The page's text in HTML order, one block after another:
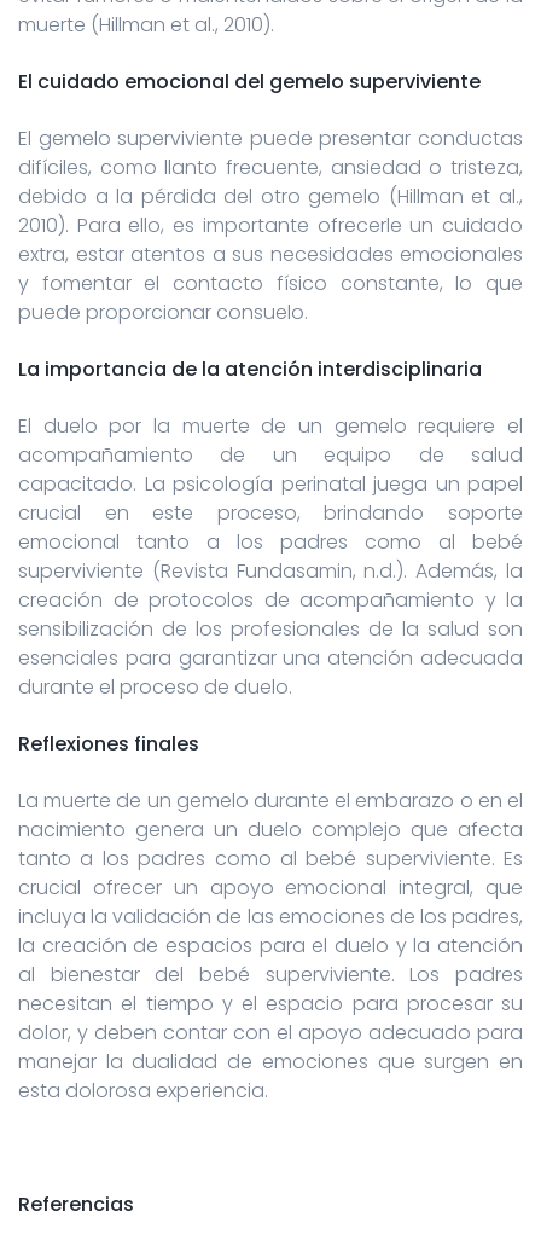
muerte (Hillman et al., 2010).
El cuidado emocional del gemelo superviviente
El gemelo superviviente puede presentar conductas
difíciles, como llanto frecuente, ansiedad o tristeza,
debido a la pérdida del otro gemelo (Hillman et al.,
2010). Para ello, es importante ofrecerle un cuidado
extra, estar atentos a sus necesidades emocionales
y fomentar el contacto físico constante, lo que
puede proporcionar consuelo.
La importancia de la atención interdisciplinaria
El duelo por la muerte de un gemelo requiere el
acompañamiento de un equipo de salud
capacitado. La psicología perinatal juega un papel
crucial en este proceso, brindando soporte
emocional tanto a los padres como al bebé
superviviente (Revista Fundasamin, n.d.). Además, la
creación de protocolos de acompañamiento y la
sensibilización de los profesionales de la salud son
esenciales para garantizar una atención adecuada
durante el proceso de duelo.
Reflexiones finales
La muerte de un gemelo durante el embarazo o en el
nacimiento genera un duelo complejo que afecta
tanto a los padres como al bebé superviviente. Es
crucial ofrecer un apoyo emocional integral, que
incluya la validación de las emociones de los padres,
la creación de espacios para el duelo y la atención
al bienestar del bebé superviviente. Los padres
necesitan el tiempo y el espacio para procesar su
dolor, y deben contar con el apoyo adecuado para
manejar la dualidad de emociones que surgen en
esta dolorosa experiencia.
Referencias